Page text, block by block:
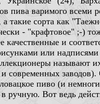
пива варимого всеми
такие сорта как
- "крафтовое" ;-)
и
или
называют
современных
пиво (и
Вот ведь